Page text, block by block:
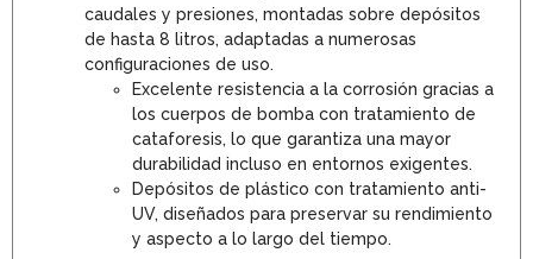
caudales y presiones, montadas sobre depósitos
de hasta 8 litros, adaptadas a numerosas
configuraciones de uso.
Excelente resistencia a la corrosión gracias a
los cuerpos de bomba con tratamiento de
cataforesis, lo que garantiza una mayor
durabilidad incluso en entornos exigentes.
Depósitos de plástico con tratamiento anti-
UV, diseñados para preservar su rendimiento
y aspecto a lo largo del tiempo.